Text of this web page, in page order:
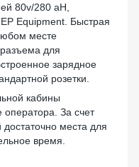
80v/280 aH
Equipment. Быстрая
месте
для
зарядное
розетки.
кабины
оператора. За счет
достаточно места для
время.